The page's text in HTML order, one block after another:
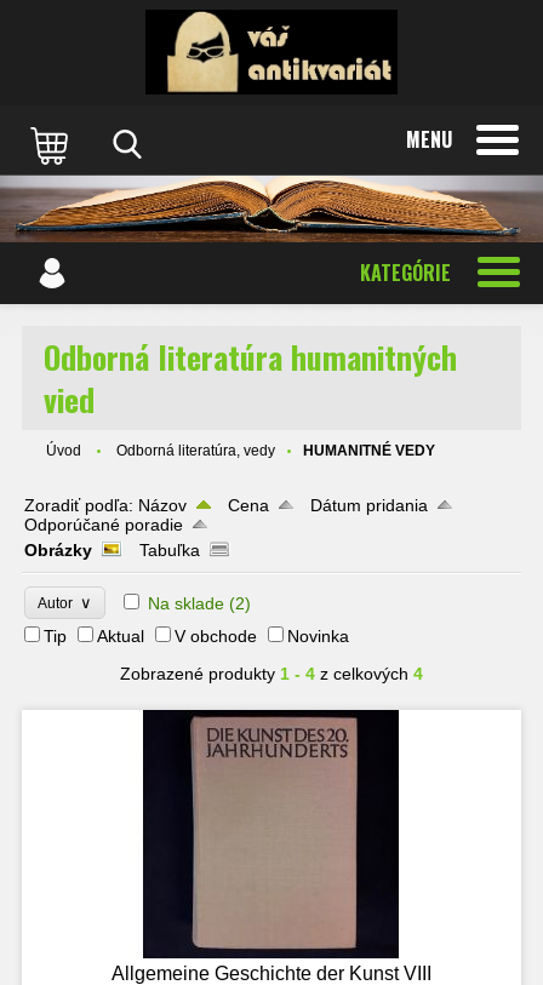
MENU
KATEGÓRIE
Odborná literatúra humanitných
vied
Úvod Odborná literatúra, vedy HUMANITNÉ VEDY
Zoradiť podľa: Názov Cena
Dátum pridania
Odporúčané poradie
Obrázky
Tabuľka
Autor ∨ Na sklade (2)
Tip
Aktual V obchode
Novinka
Zobrazené produkty 1 - 4 z celkových 4
Allgemeine Geschichte der Kunst VIII